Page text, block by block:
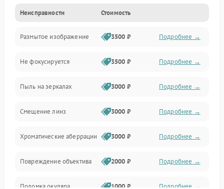
Механика
Электропитание
Наведение
Аксессуары
Неисправности Стоимость
Размытое изображение 3500 ₽ Подробнее →
Не фокусируется 3500 ₽ Подробнее →
Пыль на зеркалах 3000 ₽ Подробнее →
Смещение линз 3000 ₽ Подробнее →
Хроматические аберрации 3000 ₽ Подробнее →
Повреждение объектива 2000 ₽ Подробнее →
Поломка окуляра 1000 ₽ Подробнее →